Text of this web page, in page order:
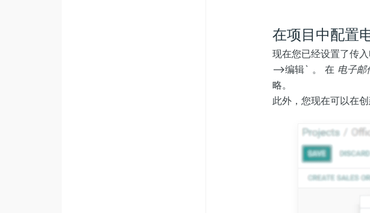
在项目中配置
现在您已经设置了传
–>编辑` 。 在 电子邮
略。
此外，您现在可以在